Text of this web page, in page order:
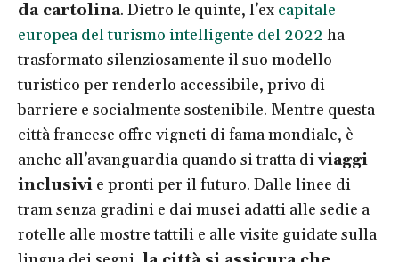
da cartolina. Dietro le quinte, l’ex capitale
europea del turismo intelligente del 2022 ha
trasformato silenziosamente il suo modello
turistico per renderlo accessibile, privo di
barriere e socialmente sostenibile. Mentre questa
città francese offre vigneti di fama mondiale, è
anche all’avanguardia quando si tratta diviaggi
inclusivi e pronti per il futuro. Dalle linee di
tram senza gradini e dai musei adatti alle sedie a
rotelle alle mostre tattili e alle visite guidate sulla